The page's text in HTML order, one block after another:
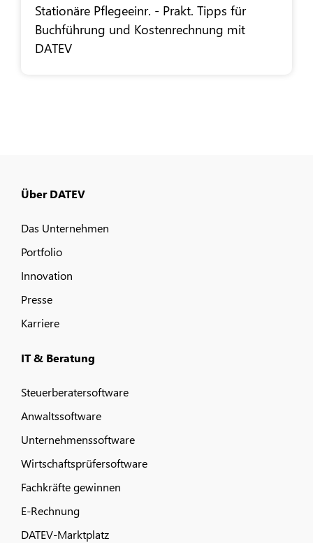
Stationäre Pflegeeinr. - Prakt. Tipps für
Buchführung und Kostenrechnung mit
DATEV
Über DATEV
Das Unternehmen
Portfolio
Innovation
Presse
Karriere
IT & Beratung
Steuerberatersoftware
Anwaltssoftware
Unternehmenssoftware
Wirtschaftsprüfersoftware
Fachkräfte gewinnen
E-Rechnung
DATEV-Marktplatz